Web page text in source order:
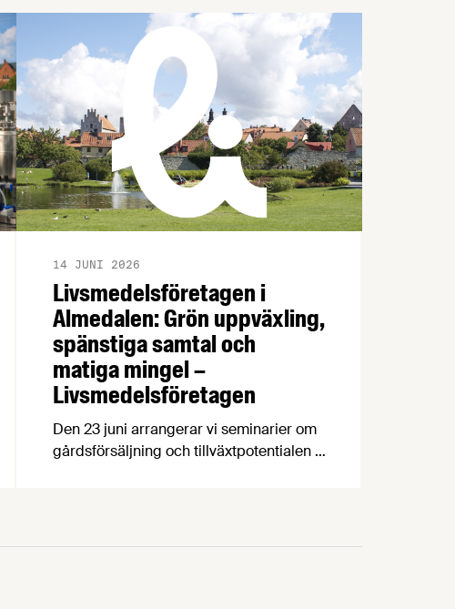
Livsmedelsföretagen i
Almedalen: Grön uppväxling,
spänstiga samtal och
matiga mingel –
Livsmedelsföretagen
14 JUNI 2026
Den 23 juni arrangerar vi seminarier om
gårdsförsäljning och tillväxtpotentialen i